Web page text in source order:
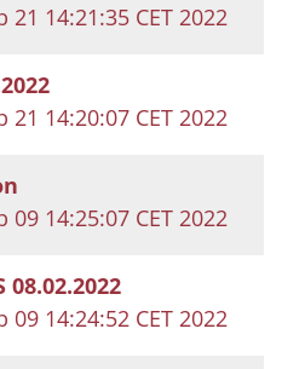
21 14:21:35 CET 2022
21 14:20:07 CET 2022
09 14:25:07 CET 2022
09 14:24:52 CET 2022